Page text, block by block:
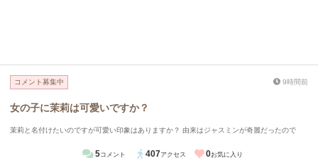
コメント募集中 9時間前
女の子に茉莉は可愛いですか？
茉莉と名付けたいのですが可愛い印象はありますか？ 由来はジャスミンが奇麗だったので
5コメント 407アクセス 0お気に入り